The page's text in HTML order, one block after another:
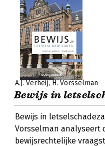
A.J. Verheij H. Vorsselman
Bewijs in
Bewijs in
Vorsselman analyseert
bewijsrechtelijke